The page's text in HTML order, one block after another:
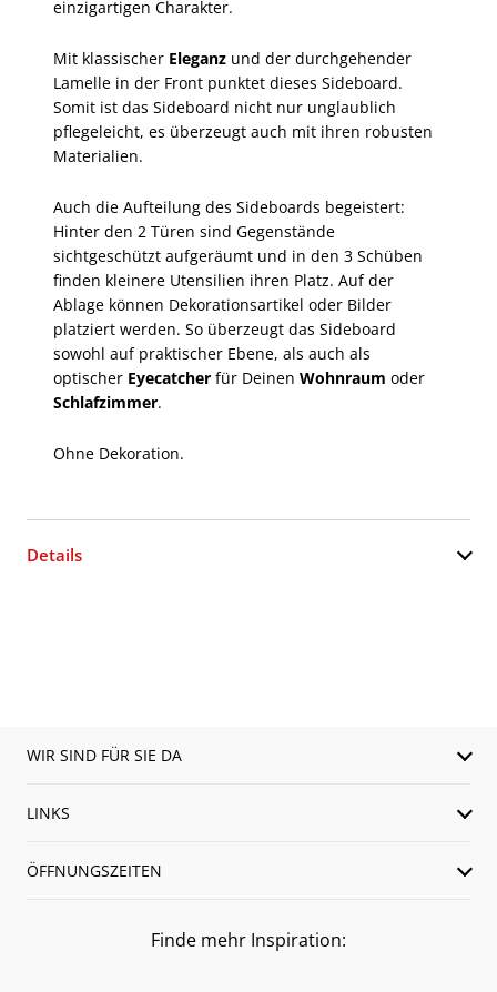
einzigartigen Charakter.
Mit klassischer Eleganz und der durchgehender
Lamelle in der Front punktet dieses Sideboard.
Somit ist das Sideboard nicht nur unglaublich
pflegeleicht, es überzeugt auch mit ihren robusten
Materialien.
Auch die Aufteilung des Sideboards begeistert:
Hinter den 2 Türen sind Gegenstände
sichtgeschützt aufgeräumt und in den 3 Schüben
finden kleinere Utensilien ihren Platz. Auf der
Ablage können Dekorationsartikel oder Bilder
platziert werden. So überzeugt das Sideboard
sowohl auf praktischer Ebene, als auch als
optischer Eyecatcher für Deinen Wohnraum oder
Schlafzimmer.
Ohne Dekoration.
Details
WIR SIND FÜR SIE DA
LINKS
ÖFFNUNGSZEITEN
Finde mehr Inspiration: